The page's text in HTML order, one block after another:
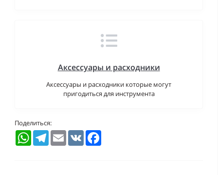
Аксессуары и расходники
Аксессуары и расходники которые могут
пригодиться для инструмента
Поделиться:
WhatsAppTelegramEmail VK